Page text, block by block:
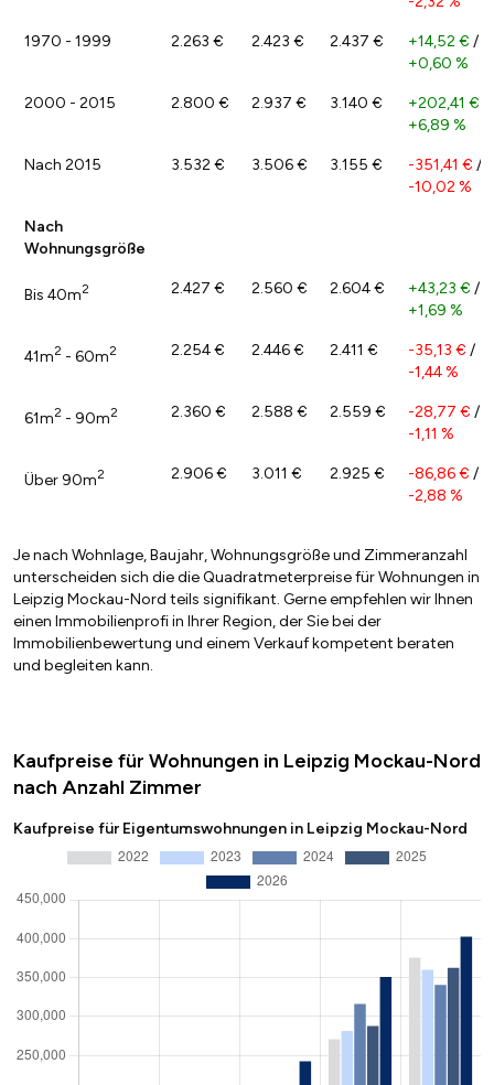
1970 - 1999 2.263 € 2.423 € 2.437 € +14,52 € /
+0,60 %
2000 - 2015 2.800 € 2.937 € 3.140 € +202,41 €
+6,89 %
Nach 2015 3.532 € 3.506 € 3.155 € -351,41 € /
-10,02 %
Nach
Wohnungsgröße
Bis 40m2 2.427 € 2.560 € 2.604 € +43,23 € /
+1,69 %
41m2 - 60m2 2.254 € 2.446 € 2.411 € -35,13 € /
-1,44 %
61m2 - 90m2 2.360 € 2.588 € 2.559 € -28,77 € /
-1,11 %
Über 90m2 2.906 € 3.011 € 2.925 € -86,86 € /
-2,88 %
Je nach Wohnlage, Baujahr, Wohnungsgröße und Zimmeranzahl
unterscheiden sich die die Quadratmeterpreise für Wohnungen in
Leipzig Mockau-Nord teils signifikant. Gerne empfehlen wir Ihnen
einen Immobilienprofi in Ihrer Region, der Sie bei der
Immobilienbewertung und einem Verkauf kompetent beraten
und begleiten kann.
Kaufpreise für Wohnungen in Leipzig Mockau-Nord
nach Anzahl Zimmer
Kaufpreise für Eigentumswohnungen in Leipzig Mockau-Nord